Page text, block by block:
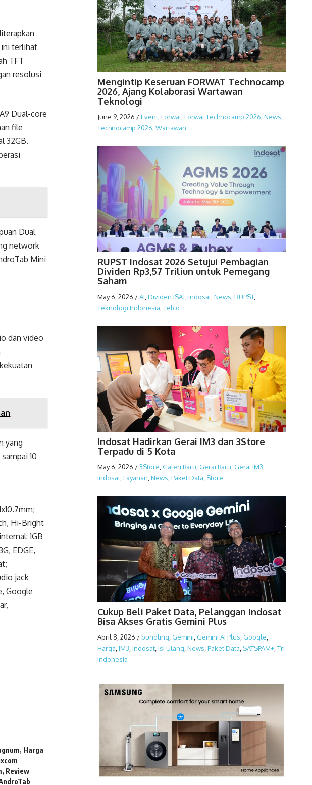
terlihat
TFT
resolusi
Dual-core
file
32GB.
Dual
network
Mini
dan video
yang
10
Hi-Bright
1GB
EDGE,
jack
Google
, Harga
, Review
Mengintip Keseruan FORWAT Technocamp
2026, Ajang Kolaborasi Wartawan
Teknologi
June 9, 2026 /Event, Forwat, Forwat Technocamp 2026 News
Technocamp 2026 Wartawan
RUPST Indosat 2026 Setujui Pembagian
Dividen Rp3,57 Triliun untuk Pemegang
Saham
May 6, 2026 /AI,Dividen ISAT,Indosat,News,RUPST,
Teknologi Indonesia,Telco
Indosat Hadirkan Gerai IM3 dan 3Store
Terpadu di 5 Kota
May 6, 2026 /3Store, Galeri Baru, Gerai Baru, Gerai IM3,
Indosat,Layanan,News,Paket Data, Store
Cukup Beli Paket Data, Pelanggan Indosat
Bisa Akses Gratis Gemini Plus
April 8, 2026 /bundling, Gemini, Gemini AI Plus, Google,
Harga,IM3,Indosat,Isi Ulang,News,Paket Data, SATSPAM+,Tri
Indonesia